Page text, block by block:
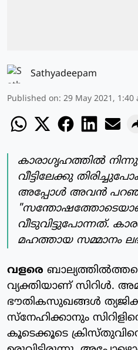
Sathyadeepam
Published on: 29 May 2021, 1:40
കാരാഗൃഹത്തില്‍
വീട്ടിലേക്കു
അപ്പോള്‍ അവന്‍
വീടുവിട്ടുപോന്നത്.
മഹത്തായ സമ്മാനം
വളരെ
വ്യക്തിയാണ് സിറിള്‍.
ഭൗതികസുഖങ്ങള്‍
സ്‌നേഹിക്കാനും സിറിളിനെ
കൂടെക്കൂടെ